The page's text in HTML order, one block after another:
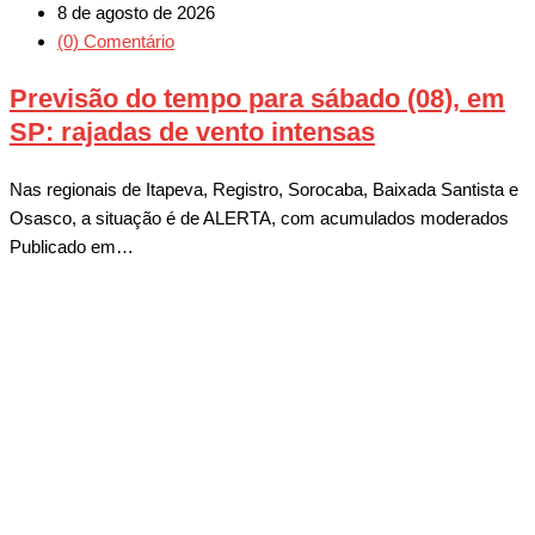
8 de agosto de 2026
(0) Comentário
Previsão do tempo para sábado (08), em
SP: rajadas de vento intensas
Nas regionais de Itapeva, Registro, Sorocaba, Baixada Santista e
Osasco, a situação é de ALERTA, com acumulados moderados
Publicado em…